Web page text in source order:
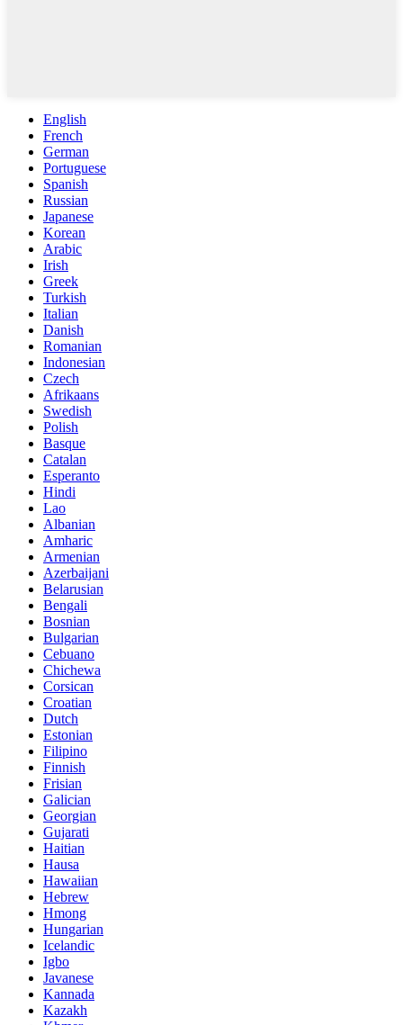
English
French
German
Portuguese
Spanish
Russian
Japanese
Korean
Arabic
Irish
Greek
Turkish
Italian
Danish
Romanian
Indonesian
Czech
Afrikaans
Swedish
Polish
Basque
Catalan
Esperanto
Hindi
Lao
Albanian
Amharic
Armenian
Azerbaijani
Belarusian
Bengali
Bosnian
Bulgarian
Cebuano
Chichewa
Corsican
Croatian
Dutch
Estonian
Filipino
Finnish
Frisian
Galician
Georgian
Gujarati
Haitian
Hausa
Hawaiian
Hebrew
Hmong
Hungarian
Icelandic
Igbo
Javanese
Kannada
Kazakh